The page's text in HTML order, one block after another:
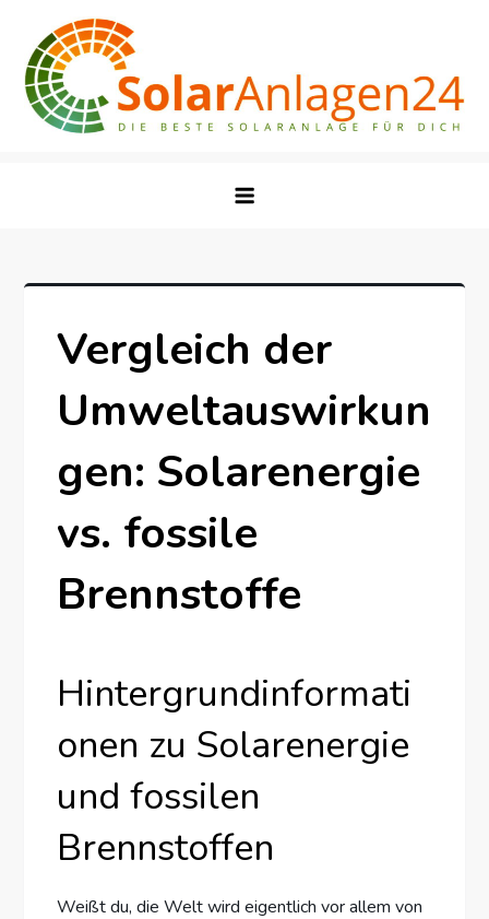
content
Vergleich der
Umweltauswirkun
gen: Solarenergie
vs. fossile
Brennstoffe
Hintergrundinformati
onen zu Solarenergie
und fossilen
Brennstoffen
Weißt du, die Welt wird eigentlich vor allem von